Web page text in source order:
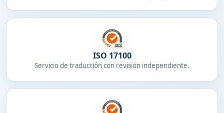
ISO 17100
Servicio de traducción con revisión independiente.